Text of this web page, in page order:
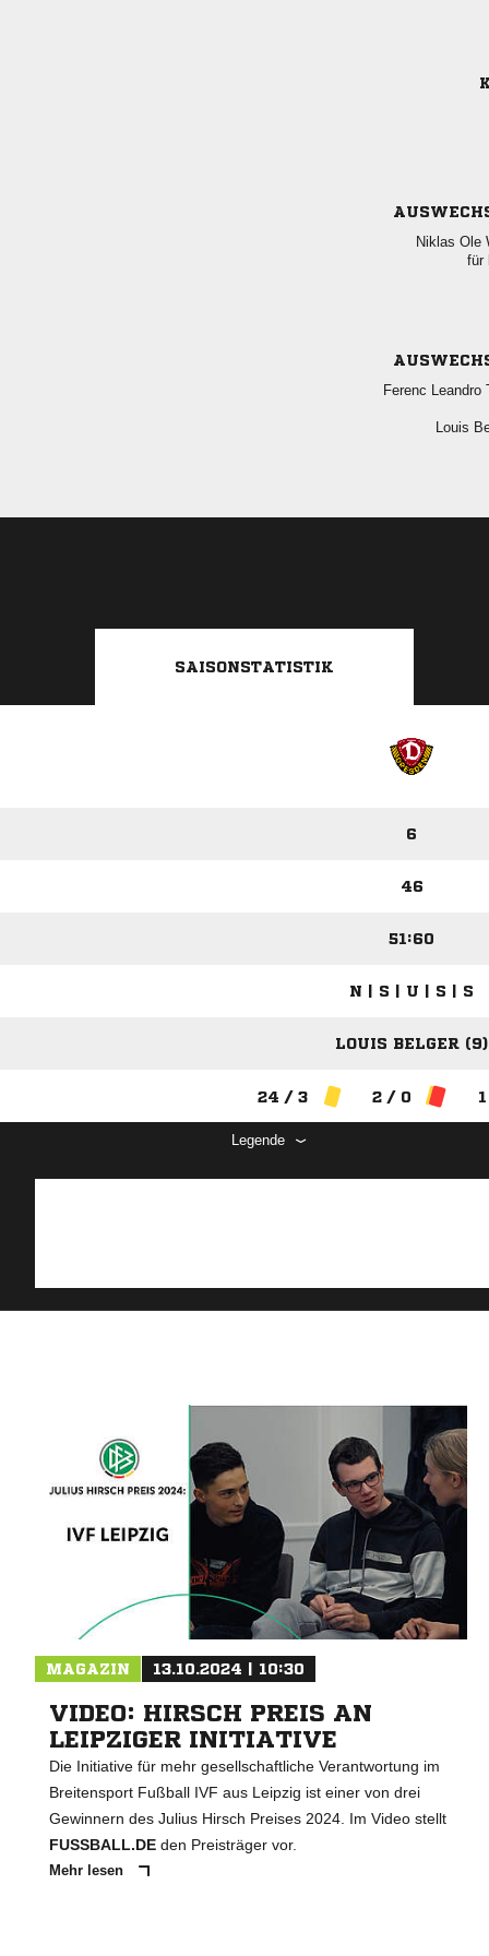
 
für
 

SAISONSTATISTIK
6
46
51:60
N | S | U | S | S
LOUIS BELGER (9)
24 / 3 2 / 0
Legende
MAGAZIN 13.10.2024 | 10:30
VIDEO: HIRSCH PREIS AN
LEIPZIGER INITIATIVE
Die Initiative für mehr gesellschaftliche Verantwortung im
Breitensport Fußball IVF aus Leipzig ist einer von drei
Gewinnern des Julius Hirsch Preises 2024. Im Video stellt
FUSSBALL.DE den Preisträger vor.
Mehr lesen